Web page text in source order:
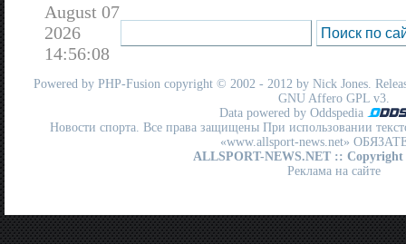
August 07
2026
14:56:08
Powered by PHP-Fusion copyright © 2002 - 2012 by Nick Jones.
GNU Affero GPL v3.
Data powered by Oddspedia
Новости спорта. Все права защищены При использовании
«www.allsport-news.net»
ALLSPORT-NEWS.NET :: Copyright
Реклама на сайте